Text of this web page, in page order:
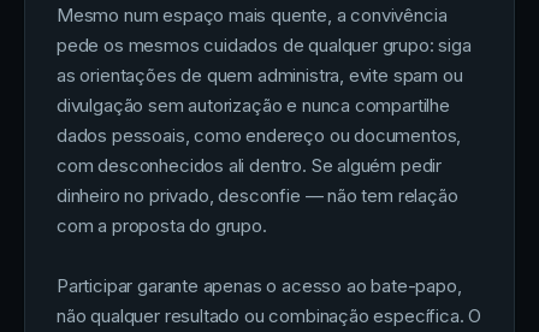
Mesmo num espaço mais quente, a convivência
pede os mesmos cuidados de qualquer grupo: siga
as orientações de quem administra, evite spam ou
divulgação sem autorização e nunca compartilhe
dados pessoais, como endereço ou documentos,
com desconhecidos ali dentro. Se alguém pedir
dinheiro no privado, desconfie — não tem relação
com a proposta do grupo.
Participar garante apenas o acesso ao bate-papo,
não qualquer resultado ou combinação específica. O